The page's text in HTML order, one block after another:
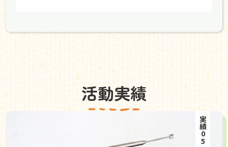
活動実績
実績05